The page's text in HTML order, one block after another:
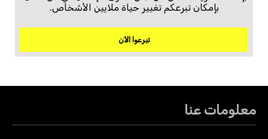
بإمكان تبرعكم تغيير حياة ملايين الأشخاص.
تبرعوا الآن
معلومات عنا